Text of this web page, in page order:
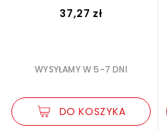
37,27 zł
WYSYŁAMY W 5-7 DNI
DO KOSZYKA